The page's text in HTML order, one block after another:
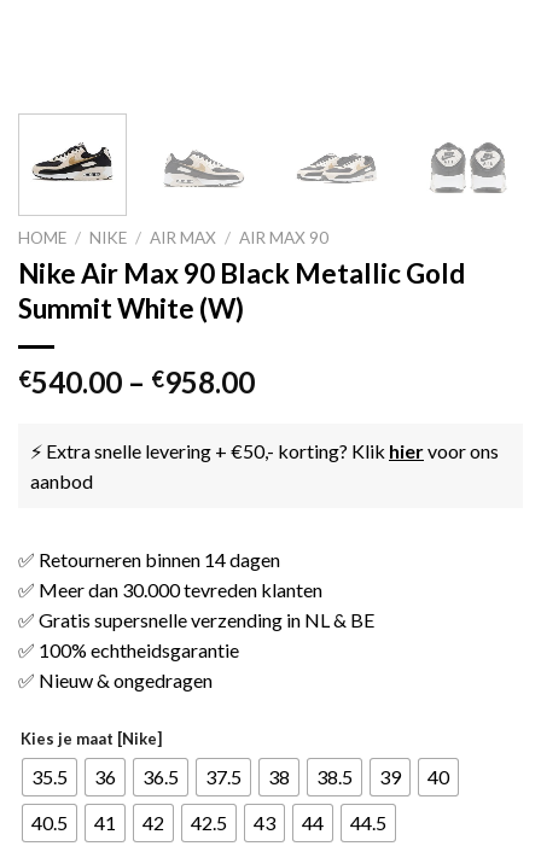
HOME / NIKE / AIR MAX / AIR MAX 90
Nike Air Max 90 Black Metallic Gold
Summit White (W)
€540.00 – €958.00
⚡ Extra snelle levering + €50,- korting? Klik hiervoor ons
aanbod
✅ Retourneren binnen 14 dagen
✅ Meer dan 30.000 tevreden klanten
✅ Gratis supersnelle verzending in NL & BE
✅ 100% echtheidsgarantie
✅ Nieuw & ongedragen
Kies je maat [Nike]
35.5 36 36.5 37.5 38 38.5 39
40
40.5
41 42 42.5 43 44 44.5